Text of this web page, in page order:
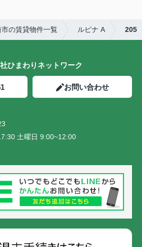
市の賃貸物件一覧 ルピナ A 205
ひまわりネットワーク
お問い合わせ
土曜日 9:00~12:00